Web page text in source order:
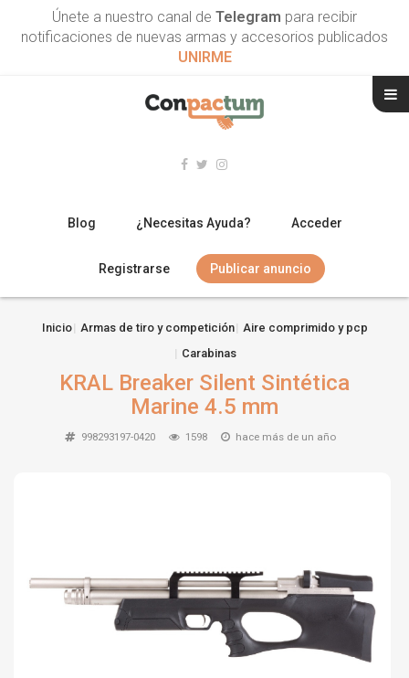
Únete a nuestro canal de Telegram para recibir
notificaciones de nuevas armas y accesorios publicados
UNIRME
Blog ¿Necesitas Ayuda? Acceder
Registrarse Publicar anuncio
TIRO Y COMPETICIÓN
Inicio Armas de tiro y competición
Aire comprimido y pcp
Carabinas
KRAL Breaker Silent Sintética
Marine 4.5 mm
998293197-0420 1598 hace más de un año